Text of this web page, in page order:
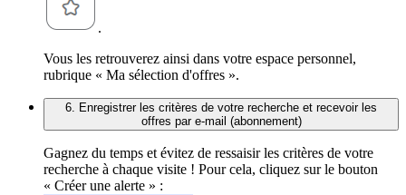
.
Vous les retrouverez ainsi dans votre espace personnel,
rubrique « Ma sélection d'offres ».
6. Enregistrer les critères de votre recherche et recevoir les
offres par e-mail (abonnement)
Gagnez du temps et évitez de ressaisir les critères de votre
recherche à chaque visite ! Pour cela, cliquez sur le bouton
« Créer une alerte » :